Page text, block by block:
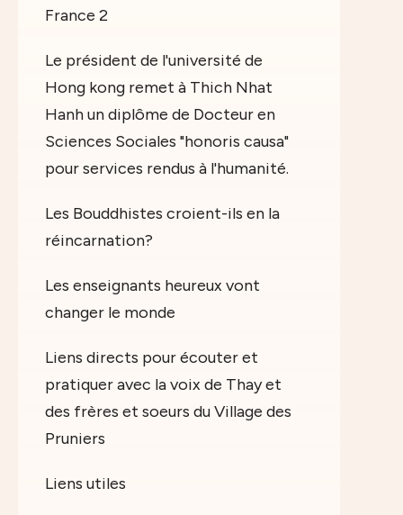
France 2
Le président de l'université de
Hong kong remet à Thich Nhat
Hanh un diplôme de Docteur en
Sciences Sociales "honoris causa"
pour services rendus à l'humanité.
Les Bouddhistes croient-ils en la
réincarnation?
Les enseignants heureux vont
changer le monde
Liens directs pour écouter et
pratiquer avec la voix de Thay et
des frères et soeurs du Village des
Pruniers
Liens utiles